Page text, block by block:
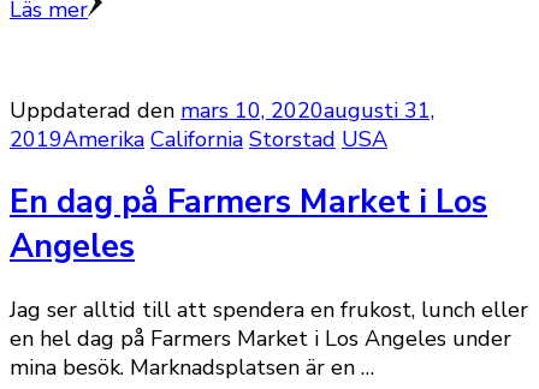
Läs mer
Uppdaterad den mars 10, 2020augusti 31,
2019Amerika California Storstad USA
En dag på Farmers Market i Los
Angeles
Jag ser alltid till att spendera en frukost, lunch eller
en hel dag på Farmers Market i Los Angeles under
mina besök. Marknadsplatsen är en …